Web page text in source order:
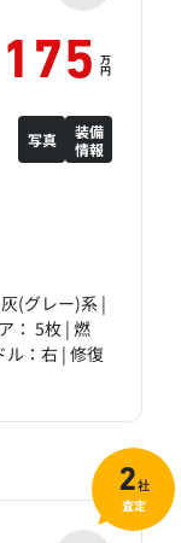
(グレー)系 |
： 5枚 | 燃
ル：右 | 修復
175 万
円
写真
装備
情報
2社
査定